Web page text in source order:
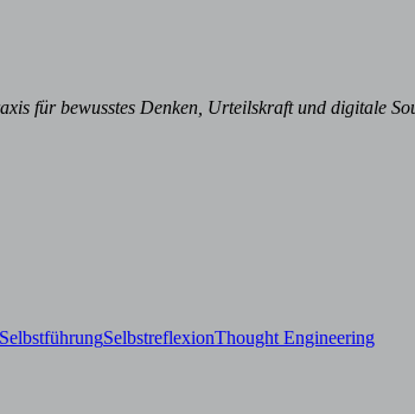
für bewusstes Denken, Urteilskraft und digitale
SelbstführungSelbstreflexionThought Engineering